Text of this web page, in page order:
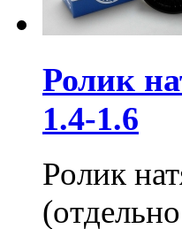
Ролик
1.4-1.6
Ролик